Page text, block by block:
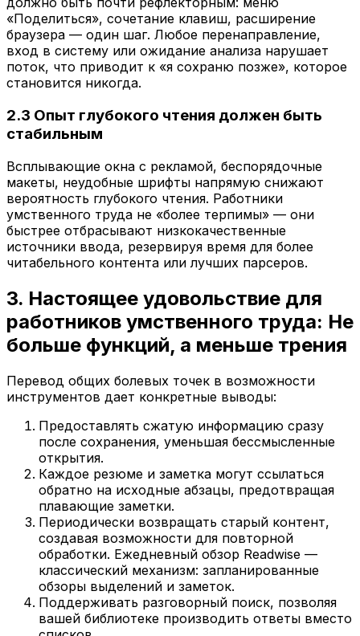
«Поделиться», сочетание клавиш, расширение
браузера — один шаг. Любое перенаправление,
вход в систему или ожидание анализа нарушает
поток, что приводит к «я сохраню позже», которое
становится никогда.
2.3 Опыт глубокого чтения должен быть
стабильным
Всплывающие окна с рекламой, беспорядочные
макеты, неудобные шрифты напрямую снижают
вероятность глубокого чтения. Работники
умственного труда не «более терпимы» — они
быстрее отбрасывают низкокачественные
источники ввода, резервируя время для более
читабельного контента или лучших парсеров.
3. Настоящее удовольствие для
работников умственного труда: Не
больше функций, а меньше трения
Перевод общих болевых точек в возможности
инструментов дает конкретные выводы:
Предоставлять сжатую информацию сразу
после сохранения, уменьшая бессмысленные
открытия.
Каждое резюме и заметка могут ссылаться
обратно на исходные абзацы, предотвращая
плавающие заметки.
Периодически возвращать старый контент,
создавая возможности для повторной
обработки. Ежедневный обзор Readwise —
классический механизм: запланированные
обзоры выделений и заметок.
Поддерживать разговорный поиск, позволяя
вашей библиотеке производить ответы вместо